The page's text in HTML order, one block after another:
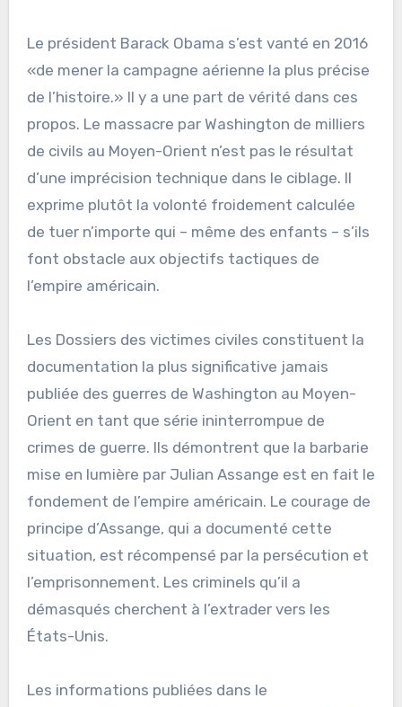
Le président Barack Obama s’est vanté en 2016
«de mener la campagne aérienne la plus précise
de l’histoire.» Il y a une part de vérité dans ces
propos. Le massacre par Washington de milliers
de civils au Moyen-Orient n’est pas le résultat
d’une imprécision technique dans le ciblage. Il
exprime plutôt la volonté froidement calculée
de tuer n’importe qui – même des enfants – s’ils
font obstacle aux objectifs tactiques de
l’empire américain.
Les Dossiers des victimes civiles constituent la
documentation la plus significative jamais
publiée des guerres de Washington au Moyen-
Orient en tant que série ininterrompue de
crimes de guerre. Ils démontrent que la barbarie
mise en lumière par Julian Assange est en fait le
fondement de l’empire américain. Le courage de
principe d’Assange, qui a documenté cette
situation, est récompensé par la persécution et
l’emprisonnement. Les criminels qu’il a
démasqués cherchent à l’extrader vers les
États-Unis.
Les informations publiées dans le